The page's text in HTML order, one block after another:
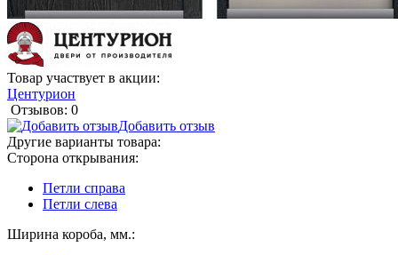
Товар участвует в акции:
Центурион
Отзывов: 0
Добавить отзыв
Другие варианты товара:
Сторона открывания:
Петли справа
Петли слева
Ширина короба, мм.: